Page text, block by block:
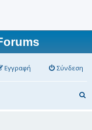
Σύνδεση
Εγγραφή
ν